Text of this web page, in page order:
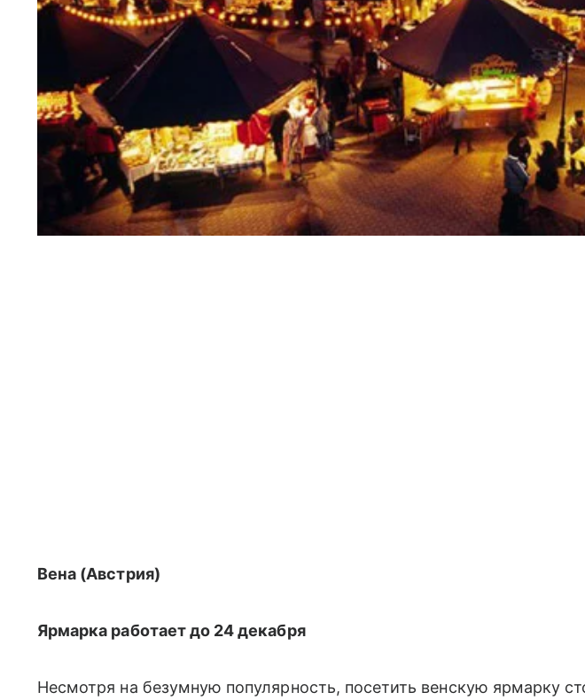
Вена (Австрия)
Ярмарка работает до 24 декабря
Несмотря на безумную популярность, посетить венскую ярмарку